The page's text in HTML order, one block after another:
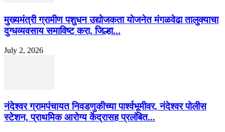
मुख्यमंत्री ग्रामीण पशुधन उद्योजकता योजनेत मंगळवेढा तालुक्याचा
दुग्धव्यवसाय समाविष्ट करा, जिल्हा...
July 2, 2026
नंदेश्वर ग्रामपंचायत निवडणुकीच्या पार्श्वभूमीवर, नंदेश्वर पोलीस
स्टेशन, प्राथमिक आरोग्य केंद्रासह प्रलंबित...